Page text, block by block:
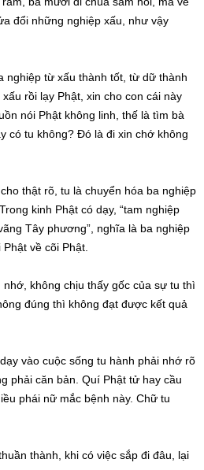
đổi những nghiệp xấu, như vậy
nghiệp từ xấu thành tốt, từ dữ thành
rồi lạy Phật, xin cho con cái này
nói Phật không linh, thế là tìm bà
có tu không? Đó là đi xin chớ không
thật rõ, tu là chuyển hóa ba nghiệp
kinh Phật có dạy, “tam nghiệp
Tây phương”, nghĩa là ba nghiệp
về cõi Phật.
không chịu thấy gốc của sự tu thì
đúng thì không đạt được kết quả
vào cuộc sống tu hành phải nhớ rõ
phải căn bản. Quí Phật tử hay cầu
phái nữ mắc bệnh này. Chữ tu
thành, khi có việc sắp đi đâu, lại